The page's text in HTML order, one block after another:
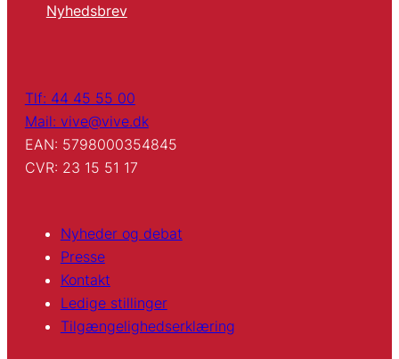
Nyhedsbrev
Tlf: 44 45 55 00
Mail: vive@vive.dk
EAN: 5798000354845
CVR: 23 15 51 17
Nyheder og debat
Presse
Kontakt
Ledige stillinger
Tilgængelighedserklæring